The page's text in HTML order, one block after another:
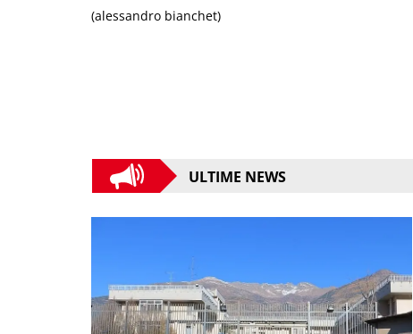
(alessandro bianchet)
ULTIME NEWS